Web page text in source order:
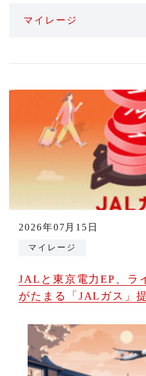
マイレージ
2026年07月15日
マイレージ
JALと東京電力EP、ラ
がたまる「JALガス」